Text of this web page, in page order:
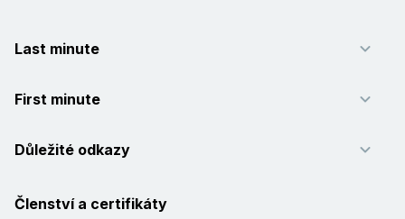
Last minute
First minute
Důležité odkazy
Členství a certifikáty